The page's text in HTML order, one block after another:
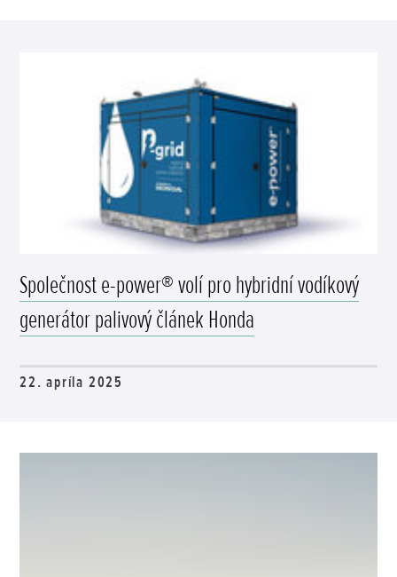
Společnost e-power® volí pro hybridní vodíkový
generátor palivový článek Honda
22. apríla 2025